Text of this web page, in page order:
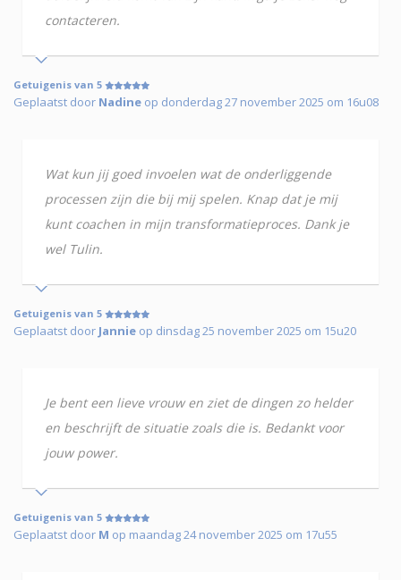
contacteren.
Getuigenis van 5
Geplaatst door Nadine op donderdag 27 november 2025 om 16u08
Wat kun jij goed invoelen wat de onderliggende
processen zijn die bij mij spelen. Knap dat je mij
kunt coachen in mijn transformatieproces. Dank je
wel Tulin.
Getuigenis van 5
Geplaatst door Jannie op dinsdag 25 november 2025 om 15u20
Je bent een lieve vrouw en ziet de dingen zo helder
en beschrijft de situatie zoals die is. Bedankt voor
jouw power.
Getuigenis van 5
Geplaatst door M op maandag 24 november 2025 om 17u55